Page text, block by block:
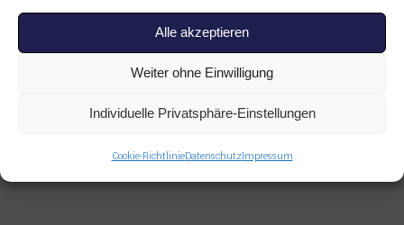
Alle akzeptieren
Weiter ohne Einwilligung
Individuelle Privatsphäre-Einstellungen
Cookie-RichtlinieDatenschutzImpressum
Read more
95191340 Ventil Komatsu PC3000,